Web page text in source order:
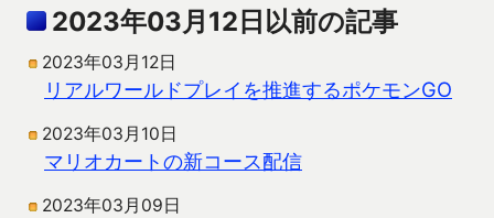
2023年03月12日以前の記事
2023年03月12日
リアルワールドプレイを推進するポケモンGO
2023年03月10日
マリオカートの新コース配信
2023年03月09日